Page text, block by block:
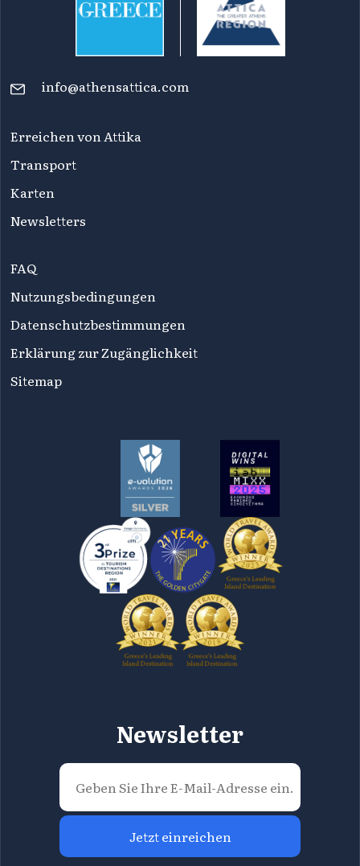
info@athensattica.com
Erreichen von Attika
Transport
Karten
Newsletters
FAQ
Nutzungsbedingungen
Datenschutzbestimmungen
Erklärung zur Zugänglichkeit
Sitemap
Newsletter
Jetzt einreichen